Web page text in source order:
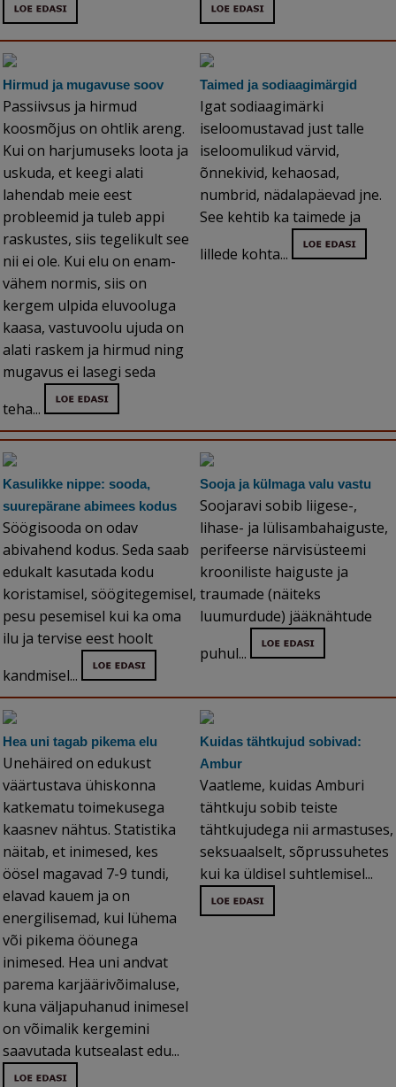
Hirmud ja mugavuse soov
Passiivsus ja hirmud
koosmõjus on ohtlik areng.
Kui on harjumuseks loota ja
uskuda, et keegi alati
lahendab meie eest
probleemid ja tuleb appi
raskustes, siis tegelikult see
nii ei ole. Kui elu on enam-
vähem normis, siis on
kergem ulpida eluvooluga
kaasa, vastuvoolu ujuda on
alati raskem ja hirmud ning
mugavus ei lasegi seda
teha...
Taimed ja sodiaagimärgid
Igat sodiaagimärki
iseloomustavad just talle
iseloomulikud värvid,
õnnekivid, kehaosad,
numbrid, nädalapäevad jne.
See kehtib ka taimede ja
lillede kohta...
Kasulikke nippe: sooda,
suurepärane abimees kodus
Söögisooda on odav
abivahend kodus. Seda saab
edukalt kasutada kodu
koristamisel, söögitegemisel,
pesu pesemisel kui ka oma
ilu ja tervise eest hoolt
kandmisel...
Sooja ja külmaga valu vastu
Soojaravi sobib liigese-,
lihase- ja lülisambahaiguste,
perifeerse närvisüsteemi
krooniliste haiguste ja
traumade (näiteks
luumurdude) jääknähtude
puhul...
Hea uni tagab pikema elu
Unehäired on edukust
väärtustava ühiskonna
katkematu toimekusega
kaasnev nähtus. Statistika
näitab, et inimesed, kes
öösel magavad 7-9 tundi,
elavad kauem ja on
energilisemad, kui lühema
või pikema ööunega
inimesed. Hea uni andvat
parema karjäärivõimaluse,
kuna väljapuhanud inimesel
on võimalik kergemini
saavutada kutsealast edu...
Kuidas tähtkujud sobivad:
Ambur
Vaatleme, kuidas Amburi
tähtkuju sobib teiste
tähtkujudega nii armastuses,
seksuaalselt, sõprussuhetes
kui ka üldisel suhtlemisel...